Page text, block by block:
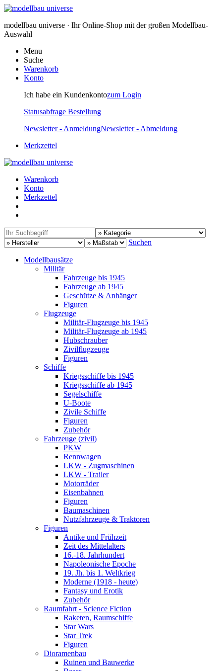
modellbau universe · Ihr Online-Shop mit der großen Modellbau-
Auswahl
Menu
Suche
Warenkorb
Konto
Ich habe ein Kundenkontozum Login
Statusabfrage Bestellung
Newsletter - AnmeldungNewsletter - Abmeldung
Merkzettel
Warenkorb
Konto
Merkzettel
Suchen
Modellbausätze
Militär
Fahrzeuge bis 1945
Fahrzeuge ab 1945
Geschütze & Anhänger
Figuren
Flugzeuge
Militär-Flugzeuge bis 1945
Militär-Flugzeuge ab 1945
Hubschrauber
Zivilflugzeuge
Figuren
Schiffe
Kriegsschiffe bis 1945
Kriegsschiffe ab 1945
Segelschiffe
U-Boote
Zivile Schiffe
Figuren
Zubehör
Fahrzeuge (zivil)
PKW
Rennwagen
LKW - Zugmaschinen
LKW - Trailer
Motorräder
Eisenbahnen
Figuren
Baumaschinen
Nutzfahrzeuge & Traktoren
Figuren
Antike und Frühzeit
Zeit des Mittelalters
16.-18. Jahrhundert
Napoleonische Epoche
19. Jh. bis 1. Weltkrieg
Moderne (1918 - heute)
Fantasy und Erotik
Zubehör
Raumfahrt - Science Fiction
Raketen, Raumschiffe
Star Wars
Star Trek
Figuren
Dioramenbau
Ruinen und Bauwerke